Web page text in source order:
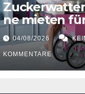
ne mieten
Hochzeiten
04/08/2026
KOMMENTARE